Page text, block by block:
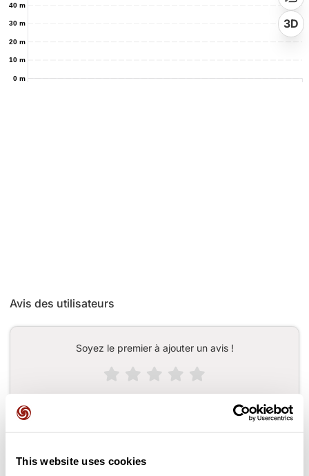
This website uses cookies
0 m
10 m
20 m
30 m
40 m
3D
Avis des utilisateurs
Soyez le premier à ajouter un avis !